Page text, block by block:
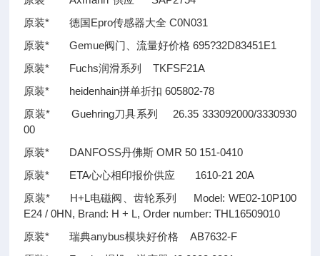
原装* 德国Epro传感器大全 C0N031
原装* Gemue阀门、流量好价格 695?32D83451E1
原装* Fuchs润滑系列 TKFSF21A
原装* heidenhain拼单折扣 605802-78
原装* Guehring刀具系列 26.35 333092000/3330930
00
原装* DANFOSS丹佛斯 OMR 50 151-0410
原装* ETA心心相印报价供应 1610-21 20A
原装* H+L电磁阀、齿轮系列 Model: WE02-10P100
E24 / 0HN, Brand: H + L, Order number: THL16509010
原装* 瑞典anybus模块好价格 AB7632-F